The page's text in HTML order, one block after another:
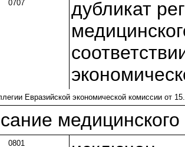
0707
дубликат
Евразийской экономической комиссии от
медицинского
0801